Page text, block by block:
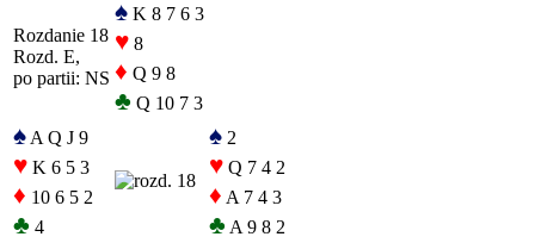
Rozdanie 18
Rozd. E,
po partii: NS
♠ K 8 7 6 3
♥ 8
♦ Q 9 8
♣ Q 10 7 3
♠ A Q J 9
♥ K 6 5 3
♦ 10 6 5 2
♣ 4
♠ 2
♥ Q 7 4 2
♦ A 7 4 3
♣ A 9 8 2